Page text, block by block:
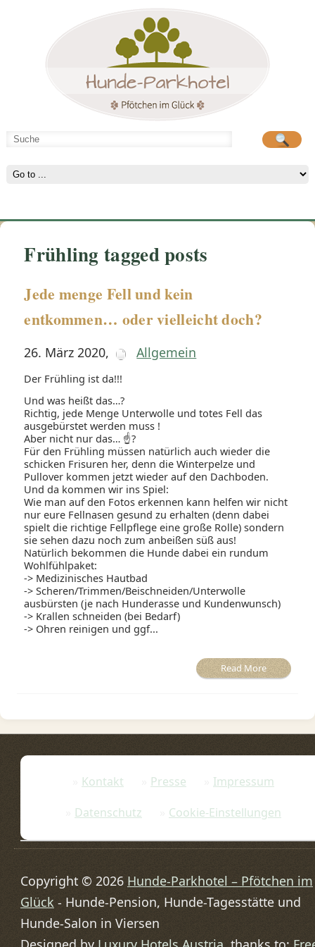
Hunde-Parkhotel
Frühling tagged posts
Jede menge Fell und kein
entkommen… oder vielleicht doch?
26. März 2020, Allgemein
Der Frühling ist da!!!
Und was heißt das…?
Richtig, jede Menge Unterwolle und totes Fell das
ausgebürstet werden muss !
Aber nicht nur das… ☝?
Für den Frühling müssen natürlich auch wieder die
schicken Frisuren her, denn die Winterpelze und
Pullover kommen jetzt wieder auf den Dachboden.
Und da kommen wir ins Spiel:
Wie man auf den Fotos erkennen kann helfen wir nicht
nur eure Fellnasen gesund zu erhalten (denn dabei
spielt die richtige Fellpflege eine große Rolle) sondern
sie sehen dazu noch zum anbeißen süß aus!
Natürlich bekommen die Hunde dabei ein rundum
Wohlfühlpaket:
-> Medizinisches Hautbad
-> Scheren/Trimmen/Beischneiden/Unterwolle
ausbürsten (je nach Hunderasse und Kundenwunsch)
-> Krallen schneiden (bei Bedarf)
-> Ohren reinigen und ggf...
Read More
Kontakt Presse
Impressum
Datenschutz
Cookie-Einstellungen
Copyright © 2026 Hunde-Parkhotel – Pfötchen im
Glück - Hunde-Pension, Hunde-Tagesstätte und
Hunde-Salon in Viersen